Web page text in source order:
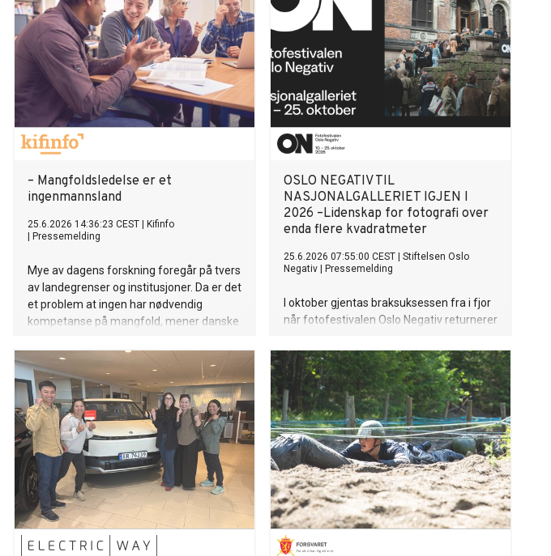
– Mangfoldsledelse er et
ingenmannsland
25.6.2026 14:36:23 CEST
Kifinfo
Pressemelding
Mye av dagens forskning foregår på tvers
av landegrenser og institusjoner. Da er det
et problem at ingen har nødvendig
kompetanse på mangfold, mener danske
om temaet.
OSLO NEGATIV TIL
NASJONALGALLERIET IGJEN I
2026 –Lidenskap for fotografi over
enda flere kvadratmeter
25.6.2026 07:55:00 CEST
Stiftelsen Oslo
Negativ
Pressemelding
I oktober gjentas braksuksessen fra i fjor
når fotofestivalen Oslo Negativ returnerer
25. oktober, kan publikum møte
fotografer, gallerister, fotoskoler og
institusjoner, se dokumentar- og
kunstfoto, reportasje- og motefoto fra
inn- og utland. Årets festival arrangeres
for sjette gang.